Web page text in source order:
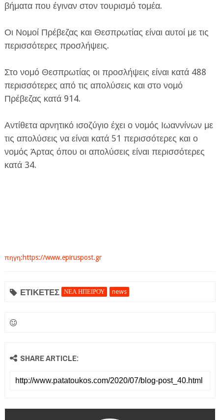
βήματα που έγιναν στον τουρισμό τομέα.
Οι Νομοί Πρέβεζας και Θεσπρωτίας είναι αυτοί με τις
περισσότερες προσλήψεις.
Στο νομό Θεσπρωτίας οι προσλήψεις είναι κατά 488
περισσότερες από τις απολύσεις και στο νομό
Πρέβεζας κατά 914.
Αντίθετα αρνητικό ισοζύγιο έχει ο νομός Ιωαννίνων με
τις απολύσεις να είναι κατά 51 περισσότερες και ο
νομός Άρτας όπου οι απολύσεις είναι περισσότερες
κατά 34.
πηγη:https://www.epiruspost.gr
ΕΤΙΚΕΤΕΣ ΝΕΑ ΗΠΕΙΡΟΥ news
SHARE ARTICLE: